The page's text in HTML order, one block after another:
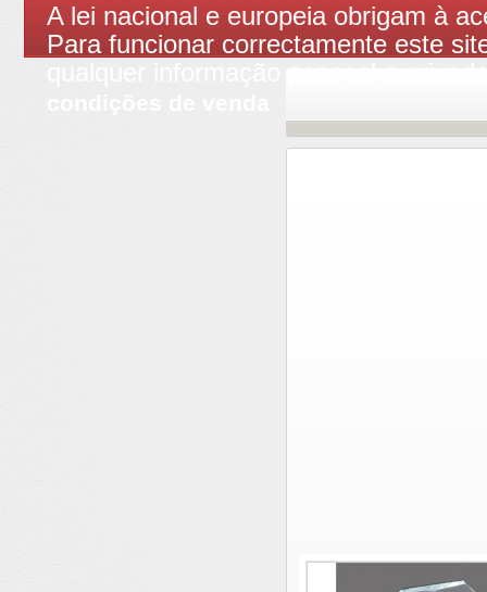
A lei nacional e europeia obrigam à
Para funcionar correctamente este